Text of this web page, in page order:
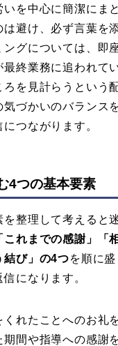
を中心に簡潔にま
は避け、必ず言葉を
グについては、即
終業務に追われて
を見計らうという
づかいのバランス
つながります。
4つの基本要素
整理して考えると
これまでの感謝」「
結び」の4つを順に
になります。
れたことへのお礼
間や指導への感謝